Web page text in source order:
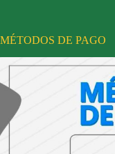
MÉTODOS DE PAGO